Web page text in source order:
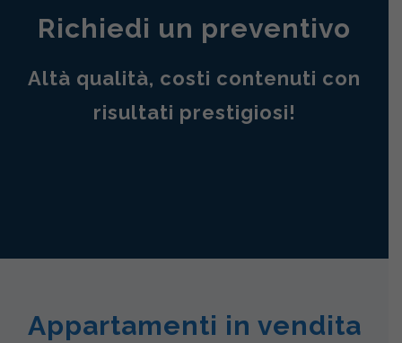
Richiedi un preventivo
Altà qualità, costi contenuti con
risultati prestigiosi!
Appartamenti in vendita